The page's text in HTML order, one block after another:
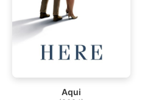
Aqui